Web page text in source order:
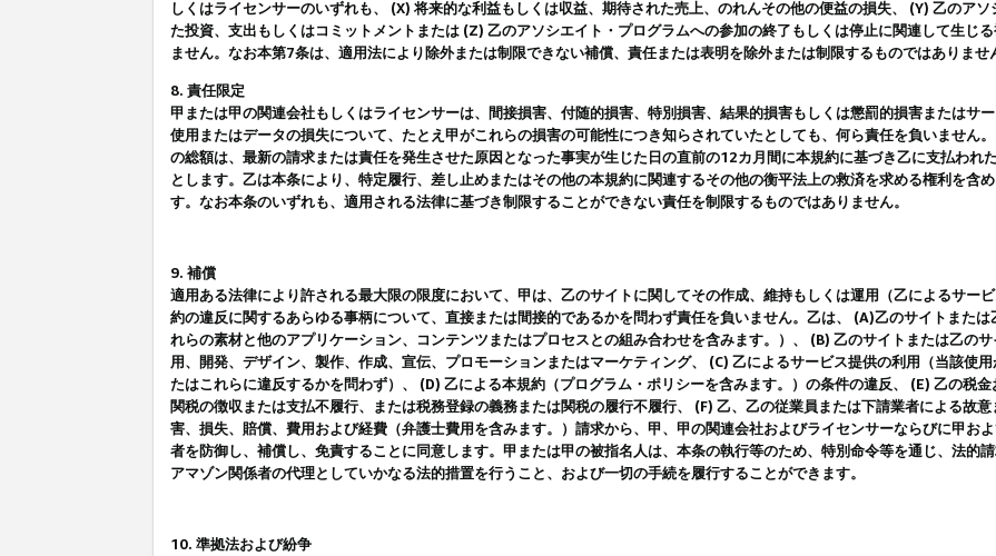
しくはライセンサーのいずれも、 (X) 将来的な利益もしくは収益、期待された売上、のれんその他の便益の損失、 (Y) 乙のア
た投資、支出もしくはコミットメントまたは (Z) 乙のアソシエイト・プログラムへの参加の終了もしくは停止に関連して生じ
ません。なお本第7条は、適用法により除外または制限できない補償、責任または表明を除外または制限するものではありませ
8. 責任限定
甲または甲の関連会社もしくはライセンサーは、間接損害、付随的損害、特別損害、結果的損害もしくは懲罰的損害またはサ
使用またはデータの損失について、たとえ甲がこれらの損害の可能性につき知らされていたとしても、何ら責任を負いません
の総額は、最新の請求または責任を発生させた原因となった事実が生じた日の直前の12カ月間に本規約に基づき乙に支払われ
とします。乙は本条により、特定履行、差し止めまたはその他の本規約に関連するその他の衡平法上の救済を求める権利を含
す。なお本条のいずれも、適用される法律に基づき制限することができない責任を制限するものではありません。
9. 補償
適用ある法律により許される最大限の限度において、甲は、乙のサイトに関してその作成、維持もしくは運用（乙によるサー
約の違反に関するあらゆる事柄について、直接または間接的であるかを問わず責任を負いません。乙は、 (A)乙のサイトまた
れらの素材と他のアプリケーション、コンテンツまたはプロセスとの組み合わせを含みます。）、 (B) 乙のサイトまたは乙の
用、開発、デザイン、製作、作成、宣伝、プロモーションまたはマーケティング、 (C) 乙によるサービス提供の利用（当該使
たはこれらに違反するかを問わず）、 (D) 乙による本規約（プログラム・ポリシーを含みます。）の条件の違反、 (E) 乙の税
関税の徴収または支払不履行、または税務登録の義務または関税の履行不履行、 (F) 乙、乙の従業員または下請業者による故
害、損失、賠償、費用および経費（弁護士費用を含みます。）請求から、甲、甲の関連会社およびライセンサーならびに甲お
者を防御し、補償し、免責することに同意します。甲または甲の被指名人は、本条の執行等のため、特別命令等を通じ、法的
アマゾン関係者の代理としていかなる法的措置を行うこと、および一切の手続を履行することができます。
10. 準拠法および紛争